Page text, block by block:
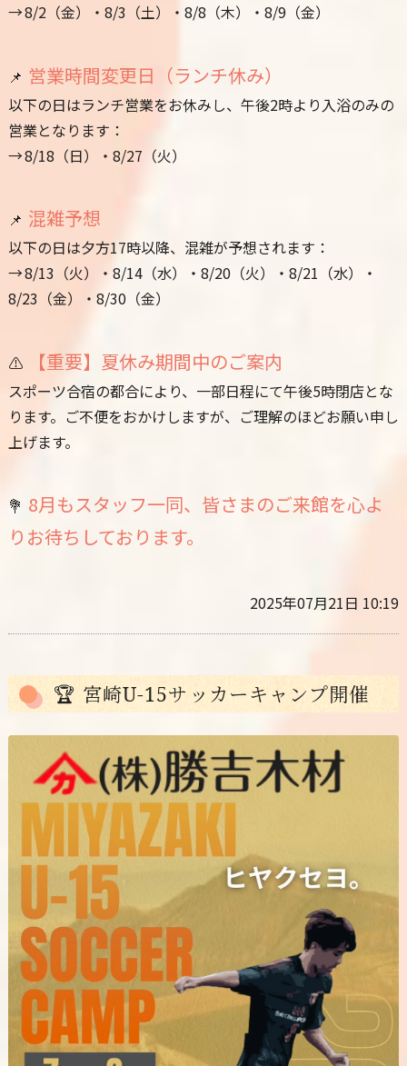
→ 8/2（金）・8/3（土）・8/8（木）・8/9（金）
📌 営業時間変更日（ランチ休み）
以下の日はランチ営業をお休みし、午後2時より入浴のみの
営業となります：
→ 8/18（日）・8/27（火）
📌 混雑予想
以下の日は夕方17時以降、混雑が予想されます：
→ 8/13（火）・8/14（水）・8/20（火）・8/21（水）・
8/23（金）・8/30（金）
⚠️ 【重要】夏休み期間中のご案内
スポーツ合宿の都合により、一部日程にて午後5時閉店とな
ります。ご不便をおかけしますが、ご理解のほどお願い申し
上げます。
💐 8月もスタッフ一同、皆さまのご来館を心よ
りお待ちしております。
2025年07月21日 10:19
🏆 宮崎U-15サッカーキャンプ開催